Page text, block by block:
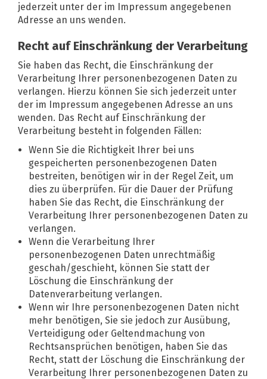
jederzeit unter der im Impressum angegebenen
Adresse an uns wenden.
Recht auf Einschränkung der Verarbeitung
Sie haben das Recht, die Einschränkung der
Verarbeitung Ihrer personenbezogenen Daten zu
verlangen. Hierzu können Sie sich jederzeit unter
der im Impressum angegebenen Adresse an uns
wenden. Das Recht auf Einschränkung der
Verarbeitung besteht in folgenden Fällen:
Wenn Sie die Richtigkeit Ihrer bei uns
gespeicherten personenbezogenen Daten
bestreiten, benötigen wir in der Regel Zeit, um
dies zu überprüfen. Für die Dauer der Prüfung
haben Sie das Recht, die Einschränkung der
Verarbeitung Ihrer personenbezogenen Daten zu
verlangen.
Wenn die Verarbeitung Ihrer
personenbezogenen Daten unrechtmäßig
geschah/geschieht, können Sie statt der
Löschung die Einschränkung der
Datenverarbeitung verlangen.
Wenn wir Ihre personenbezogenen Daten nicht
mehr benötigen, Sie sie jedoch zur Ausübung,
Verteidigung oder Geltendmachung von
Rechtsansprüchen benötigen, haben Sie das
Recht, statt der Löschung die Einschränkung der
Verarbeitung Ihrer personenbezogenen Daten zu